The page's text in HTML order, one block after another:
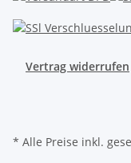
Vertrag widerrufen
* Alle Preise inkl.